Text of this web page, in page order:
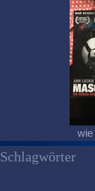
Schlagwörter